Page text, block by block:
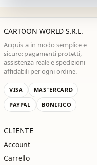
CARTOON WORLD S.R.L.
Acquista in modo semplice e
sicuro: pagamenti protetti,
assistenza reale e spedizioni
affidabili per ogni ordine.
VISA
MASTERCARD
PAYPAL
BONIFICO
CLIENTE
Account
Carrello